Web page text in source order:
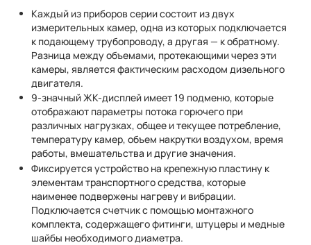
Каждый из приборов серии состоит из двух
измерительных камер, одна из которых подключается
к подающему трубопроводу, а другая — к обратному.
Разница между объемами, протекающими через эти
камеры, является фактическим расходом дизельного
двигателя.
9-значный ЖК-дисплей имеет 19 подменю, которые
отображают параметры потока горючего при
различных нагрузках, общее и текущее потребление,
температуру камер, объем накрутки воздухом, время
работы, вмешательства и другие значения.
Фиксируется устройство на крепежную пластину к
элементам транспортного средства, которые
наименее подвержены нагреву и вибрации.
Подключается счетчик с помощью монтажного
комплекта, содержащего фитинги, штуцеры и медные
шайбы необходимого диаметра.